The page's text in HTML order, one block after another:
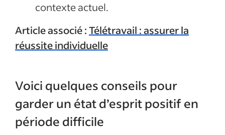
contexte actuel.
Article associé :Télétravail : assurer la
réussite individuelle
Voici quelques conseils pour
garder un état d’esprit positif en
période difficile